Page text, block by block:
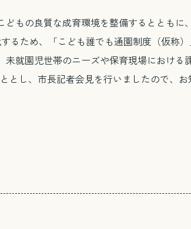
もの良質な成育環境を整備するとともに
ため、「こども誰でも通園制度（仮称）
就園児世帯のニーズや保育現場における
し、市長記者会見を行いましたので、お